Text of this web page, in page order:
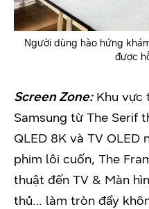
Người dùng hào hứng
được
Screen Zone:Khu vực
Samsung từ The Serif
QLED 8K và TV OLED
phim lôi cuốn, The
thuật đến TV & Màn
thủ… làm tròn đầy